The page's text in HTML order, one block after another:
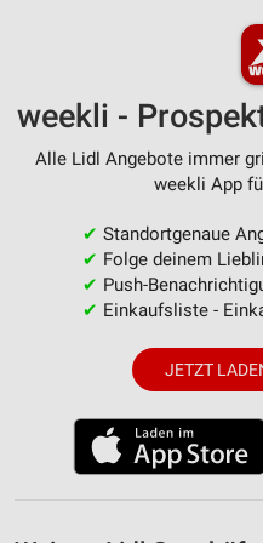
weekli -
Alle Lidl Angebote immer
weekli App
✔ Standortgenaue
✔ Folge deinem
✔ Push-
✔ Einkaufsliste -
JETZT
Verwendung von Profilen zur
Messung der Werbeleistung
Messung der Performance
Analyse von Zielgruppen
Kombinationen von Daten
Quellen
Verwendung reduzierter
IAB-Besonderheiten:
Verwendung genauer